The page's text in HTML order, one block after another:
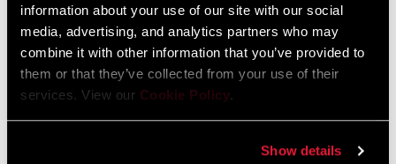
information about your use of our site with our social
media, advertising, and analytics partners who may
combine it with other information that you’ve provided to
them or that they’ve collected from your use of their
services. View our Cookie Policy.
Show details
Mostrar todos los idiomas disponibles